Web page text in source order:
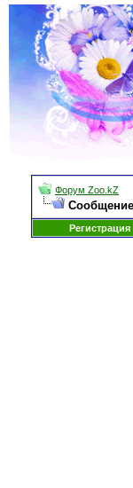
Форум Zoo.kZ
Регистрация